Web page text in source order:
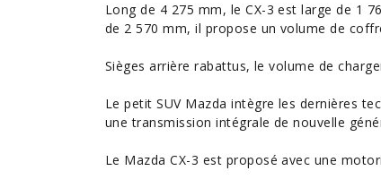
Long de 4 275 mm, le CX-3 est large de 1
de 2 570 mm, il propose un volume de
Sièges arrière rabattus, le volume de
Le petit SUV Mazda intègre les dernières
une transmission intégrale de nouvelle
Le Mazda CX-3 est proposé avec une